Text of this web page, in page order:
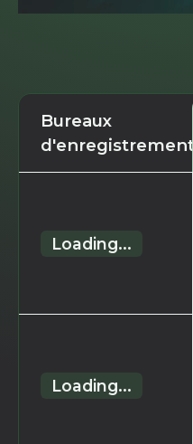
Bureaux
d'enregistrement
Loading...
Loading...